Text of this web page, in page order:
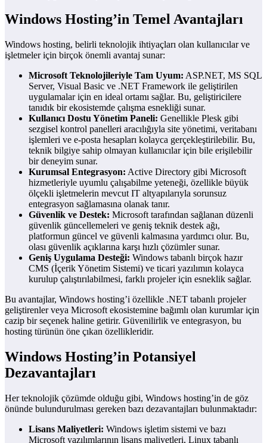
Windows Hosting’in Temel Avantajları
Windows hosting, belirli teknolojik ihtiyaçları olan kullanıcılar ve
işletmeler için birçok önemli avantaj sunar:
Microsoft Teknolojileriyle Tam Uyum: ASP.NET, MS SQL
Server, Visual Basic ve .NET Framework ile geliştirilen
uygulamalar için en ideal ortamı sağlar. Bu, geliştiricilere
tanıdık bir ekosistemde çalışma esnekliği sunar.
Kullanıcı Dostu Yönetim Paneli: Genellikle Plesk gibi
sezgisel kontrol panelleri aracılığıyla site yönetimi, veritabanı
işlemleri ve e-posta hesapları kolayca gerçekleştirilebilir. Bu,
teknik bilgiye sahip olmayan kullanıcılar için bile erişilebilir
bir deneyim sunar.
Kurumsal Entegrasyon: Active Directory gibi Microsoft
hizmetleriyle uyumlu çalışabilme yeteneği, özellikle büyük
ölçekli işletmelerin mevcut IT altyapılarıyla sorunsuz
entegrasyon sağlamasına olanak tanır.
Güvenlik ve Destek: Microsoft tarafından sağlanan düzenli
güvenlik güncellemeleri ve geniş teknik destek ağı,
platformun güncel ve güvenli kalmasına yardımcı olur. Bu,
olası güvenlik açıklarına karşı hızlı çözümler sunar.
Geniş Uygulama Desteği: Windows tabanlı birçok hazır
CMS (İçerik Yönetim Sistemi) ve ticari yazılımın kolayca
kurulup çalıştırılabilmesi, farklı projeler için esneklik sağlar.
Bu avantajlar, Windows hosting’i özellikle .NET tabanlı projeler
geliştirenler veya Microsoft ekosistemine bağımlı olan kurumlar için
cazip bir seçenek haline getirir. Güvenilirlik ve entegrasyon, bu
hosting türünün öne çıkan özellikleridir.
Windows Hosting’in Potansiyel
Dezavantajları
Her teknolojik çözümde olduğu gibi, Windows hosting’in de göz
önünde bulundurulması gereken bazı dezavantajları bulunmaktadır:
Lisans Maliyetleri: Windows işletim sistemi ve bazı
Microsoft yazılımlarının lisans maliyetleri, Linux tabanlı